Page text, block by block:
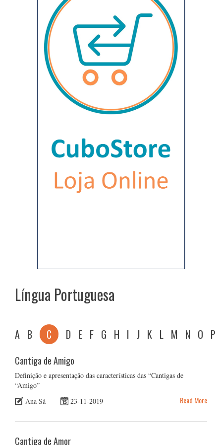
Língua Portuguesa
A B C D E F G H I J K L M N O P
Cantiga de Amigo
Definição e apresentação das características das “Cantigas de
“Amigo”
Ana Sá
23-11-2019 Read More
Cantiga de Amor